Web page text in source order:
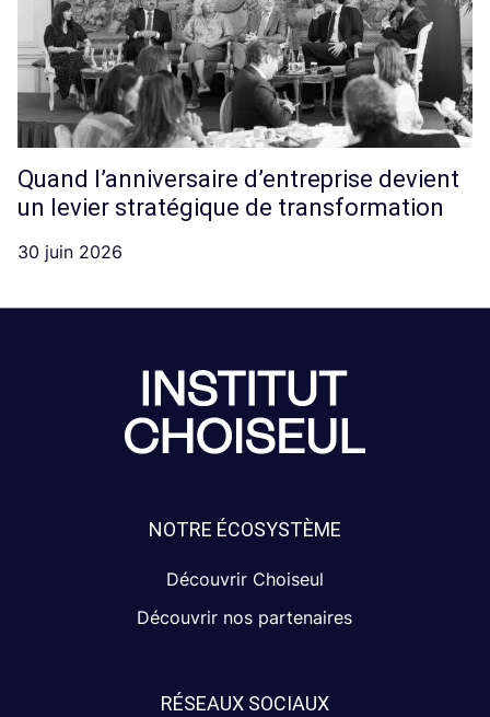
Quand l’anniversaire d’entreprise devient
un levier stratégique de transformation
30 juin 2026
NOTRE ÉCOSYSTÈME
Découvrir Choiseul
Découvrir nos partenaires
RÉSEAUX SOCIAUX